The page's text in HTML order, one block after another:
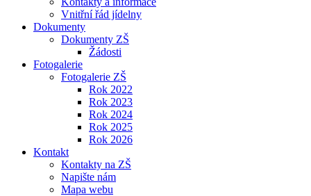
Vnitřní řád jídelny
Dokumenty
Dokumenty ZŠ
Žádosti
Fotogalerie
Fotogalerie ZŠ
Rok 2022
Rok 2023
Rok 2024
Rok 2025
Rok 2026
Kontakt
Kontakty na ZŠ
Napište nám
Mapa webu